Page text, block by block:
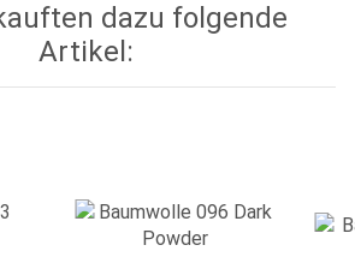
dazu folgende
Artikel: